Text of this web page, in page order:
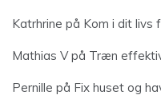
Katrhrine på Kom i dit livs
Mathias Vpå Træn
Pernille på Fix huset og